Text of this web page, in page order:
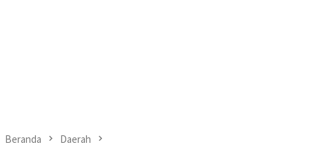
Beranda Daerah